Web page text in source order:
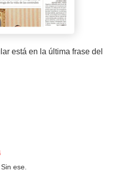
está en la última frase del
ese.